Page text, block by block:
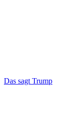
Das sagt Trump